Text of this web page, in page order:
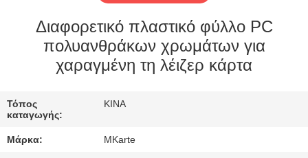
ΕΠΙΣΚΕΨΉ
ΕΡΓΟΣΤΑΣΊΟΥ
ΈΛΕΓΧΟΣ
ΠΟΙΌΤΗΤΑΣ
Διαφορετικό πλαστικό φύλλο PC
πολυανθράκων χρωμάτων για
χαραγμένη τη λέιζερ κάρτα
Τόπος
καταγωγής:
ΚΙΝΑ
Μάρκα: MKarte